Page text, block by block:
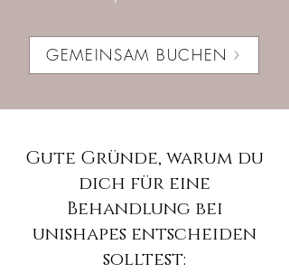
GEMEINSAM BUCHEN
Gute Gründe, warum du
dich für eine
Behandlung bei
unishapes entscheiden
solltest: